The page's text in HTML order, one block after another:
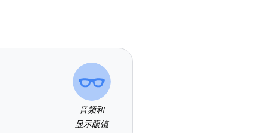
音频和
显示眼镜